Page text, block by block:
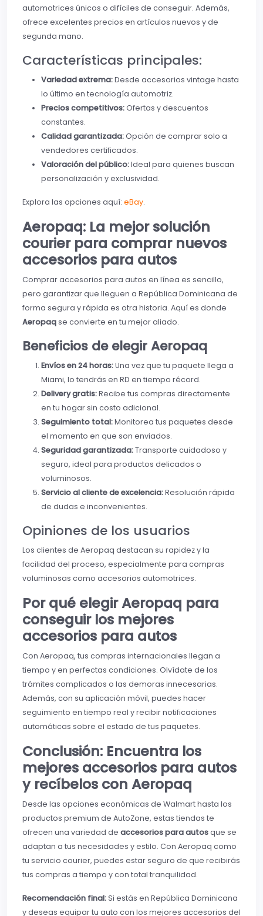
automotrices únicos o difíciles de conseguir. Además,
ofrece excelentes precios en artículos nuevos y de
segunda mano.
Características principales:
Variedad extrema:Desde accesorios vintage hasta
lo último en tecnología automotriz.
Precios competitivos:Ofertas y descuentos
constantes.
Calidad garantizada:Opción de comprar solo a
vendedores certificados.
Valoración del público:Ideal para quienes buscan
personalización y exclusividad.
Explora las opciones aquí: eBay.
Aeropaq: La mejor solución
courier para comprar nuevos
accesorios para autos
Comprar accesorios para autos en línea es sencillo,
pero garantizar que lleguen a República Dominicana de
forma segura y rápida es otra historia. Aquí es donde
Aeropaqse convierte en tu mejor aliado.
Beneficios de elegir Aeropaq
Envíos en 24 horas:Una vez que tu paquete llega a
Miami, lo tendrás en RD en tiempo récord.
Delivery gratis:Recibe tus compras directamente
en tu hogar sin costo adicional.
Seguimiento total:Monitorea tus paquetes desde
el momento en que son enviados.
Seguridad garantizada:Transporte cuidadoso y
seguro, ideal para productos delicados o
voluminosos.
Servicio al cliente de excelencia:Resolución rápida
de dudas e inconvenientes.
Opiniones de los usuarios
Los clientes de Aeropaq destacan su rapidez y la
facilidad del proceso, especialmente para compras
voluminosas como accesorios automotrices.
Por qué elegir Aeropaq para
conseguir los mejores
accesorios para autos
Con Aeropaq, tus compras internacionales llegan a
tiempo y en perfectas condiciones. Olvídate de los
trámites complicados o las demoras innecesarias.
Además, con su aplicación móvil, puedes hacer
seguimiento en tiempo real y recibir notificaciones
automáticas sobre el estado de tus paquetes.
Conclusión: Encuentra los
mejores accesorios para autos
y recíbelos con Aeropaq
Desde las opciones económicas de Walmart hasta los
productos premium de AutoZone, estas tiendas te
ofrecen una variedad de accesorios para autosque se
adaptan a tus necesidades y estilo. Con Aeropaq como
tu servicio courier, puedes estar seguro de que recibirás
tus compras a tiempo y con total tranquilidad.
Recomendación final:Si estás en República Dominicana
y deseas equipar tu auto con los mejores accesorios del